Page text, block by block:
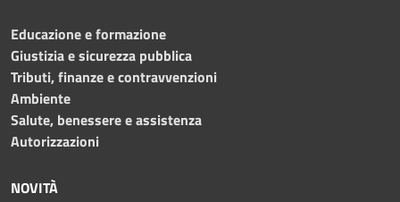
Educazione e formazione
Giustizia e sicurezza pubblica
Tributi, finanze e contravvenzioni
Ambiente
Salute, benessere e assistenza
Autorizzazioni
NOVITÀ